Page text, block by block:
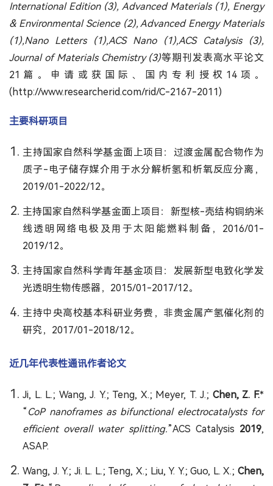
International Edition (3), Advanced Materials (1), Energy
& Environmental Science (2), Advanced Energy Materials
(1),Nano Letters (1),ACS Nano (1),ACS Catalysis (3),
Journal of Materials Chemistry (3)等期刊发表高水平论文
21篇。申请或获国际、国内专利授权14项。
(http://www.researcherid.com/rid/C-2167-2011)
主要科研项目
主持国家自然科学基金面上项目：过渡金属配合物作为
质子-电子储存媒介用于水分解析氢和析氧反应分离，
2019/01-2022/12。
主持国家自然科学基金面上项目：新型核-壳结构铜纳米
线透明网络电极及用于太阳能燃料制备，2016/01-
2019/12。
主持国家自然科学青年基金项目：发展新型电致化学发
光透明生物传感器，2015/01-2017/12。
主持中央高校基本科研业务费，非贵金属产氢催化剂的
研究，2017/01-2018/12。
近几年代表性通讯作者论文
Ji, L. L.; Wang, J. Y.; Teng, X.; Meyer, T. J.; Chen, Z. F.*
“ CoP nanoframes as bifunctional electrocatalysts for
efficient overall water splitting.”ACS Catalysis 2019,
ASAP.
Wang, J. Y.; Ji. L. L.; Teng, X.; Liu, Y. Y.; Guo, L. X.; Chen,